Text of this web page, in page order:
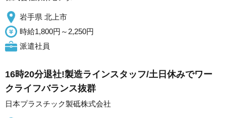
岩手県 北上市
時給1,800円～2,250円
派遣社員
16時20分退社!製造ラインスタッフ/土日休みでワー
クライフバランス抜群
日本プラスチック製砥株式会社